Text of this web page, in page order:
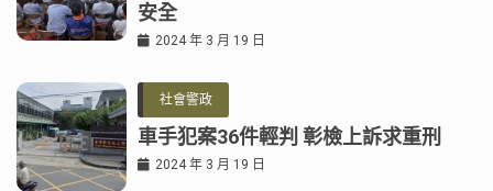
安全
2024 年 3 月 19 日
社會警政
車手犯案36件輕判 彰檢上訴求重刑
2024 年 3 月 19 日